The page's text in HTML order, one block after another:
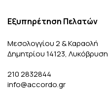
Εξυπηρέτηση Πελατών
Μεσολογγίου 2 & Καραολή
Δημητρίου 14123, Λυκόβρυση
210 2832844
info@accordo.gr